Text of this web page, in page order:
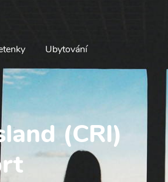
Ubytování
(CRI)